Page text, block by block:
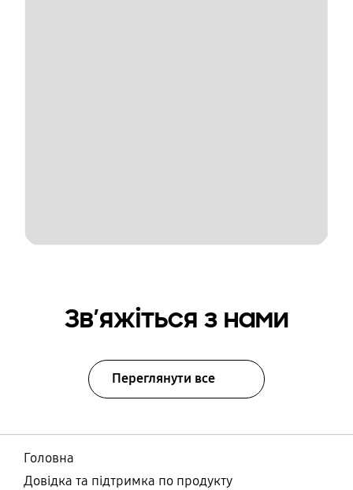
Зв’яжіться з нами
Переглянути все
Головна
Довідка та підтримка по продукту